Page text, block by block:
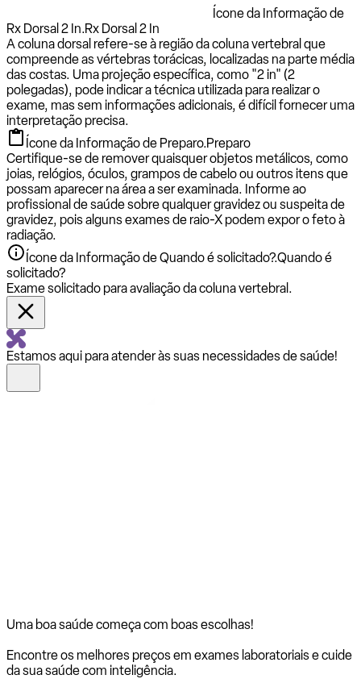
Ícone da Informação de
Rx Dorsal 2 In.Rx Dorsal 2 In
A coluna dorsal refere-se à região da coluna vertebral que
compreende as vértebras torácicas, localizadas na parte média
das costas. Uma projeção específica, como "2 in" (2
polegadas), pode indicar a técnica utilizada para realizar o
exame, mas sem informações adicionais, é difícil fornecer uma
interpretação precisa.
Ícone da Informação de Preparo.Preparo
Certifique-se de remover quaisquer objetos metálicos, como
joias, relógios, óculos, grampos de cabelo ou outros itens que
possam aparecer na área a ser examinada. Informe ao
profissional de saúde sobre qualquer gravidez ou suspeita de
gravidez, pois alguns exames de raio-X podem expor o feto à
radiação.
Ícone da Informação de Quando é solicitado?.Quando é
solicitado?
Exame solicitado para avaliação da coluna vertebral.
Estamos aqui para atender às suas necessidades de saúde!
Uma boa saúde começa com boas escolhas!
Encontre os melhores preços em exames laboratoriais e cuide
da sua saúde com inteligência.